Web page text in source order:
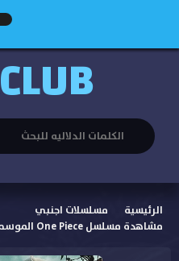
CLUB
الرئيسية
مسلسلات اجنبي
مشاهدة مسلسل One Piece الموسم الثاني الحلقة 2 مترجمة